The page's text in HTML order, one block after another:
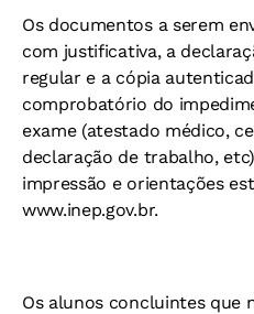
Os documentos a serem
com justificativa, a
regular e a cópia
comprobatório do
exame (atestado médico,
declaração de trabalho,
impressão e orientações
www.inep.gov.br.
Os alunos concluintes que